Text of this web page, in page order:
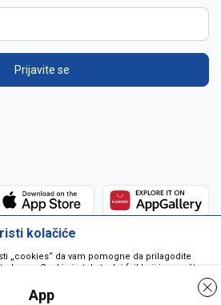
Prijavite se
kolačiće
„cookies“ da vam pomogne da prilagodite
Cookie je tekstualni fajl koji je smešten
virus vašem računaru. Cookie-i su
mogu biti pročitani od strane web servera
App